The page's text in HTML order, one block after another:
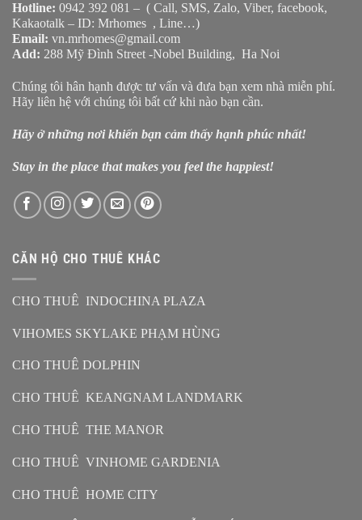
Hotline: 0942 392 081 – ( Call, SMS, Zalo, Viber, facebook,
Kakaotalk – ID: Mrhomes , Line…)
Email: vn.mrhomes@gmail.com
Add: 288 Mỹ Đình Street -Nobel Building, Ha Noi
Chúng tôi hân hạnh được tư vấn và đưa bạn xem nhà miễn phí.
Hãy liên hệ với chúng tôi bất cứ khi nào bạn cần.
Hãy ở những nơi khiến bạn cảm thấy hạnh phúc nhất!
Stay in the place that makes you feel the happiest!
CĂN HỘ CHO THUÊ KHÁC
CHO THUÊ INDOCHINA PLAZA
VIHOMES SKYLAKE PHẠM HÙNG
CHO THUÊ DOLPHIN
CHO THUÊ KEANGNAM LANDMARK
CHO THUÊ THE MANOR
CHO THUÊ VINHOME GARDENIA
CHO THUÊ HOME CITY